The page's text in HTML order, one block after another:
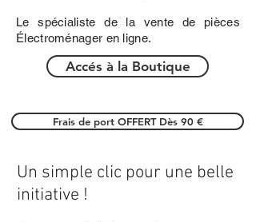
Le spécialiste de la vente de pièces
Électroménager en ligne.
Accés à la Boutique
Frais de port OFFERT Dès 90 €
Un simple clic pour une belle
initiative !